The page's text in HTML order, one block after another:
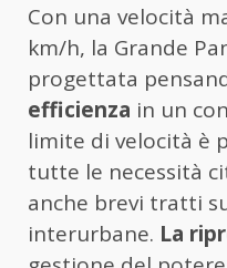
Con una velocità
km/h, la Grande
progettata
efficienza in un
limite di velocità è
tutte le necessità
anche brevi tratti
interurbane. La